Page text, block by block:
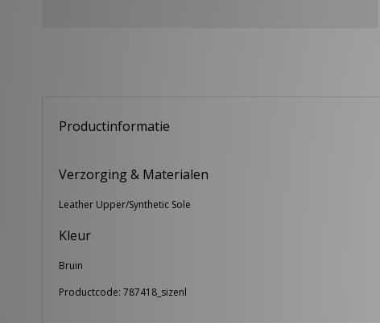
Productinformatie
Verzorging & Materialen
Leather Upper/Synthetic Sole
Kleur
Bruin
Productcode: 787418_sizenl